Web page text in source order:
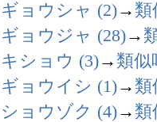
ギョウシャ (2)→ 類
ギョウジャ (28)→
キショウ (3)→ 類似
ギョウイシ (1)→ 類
ショウゾク (4)→ 類